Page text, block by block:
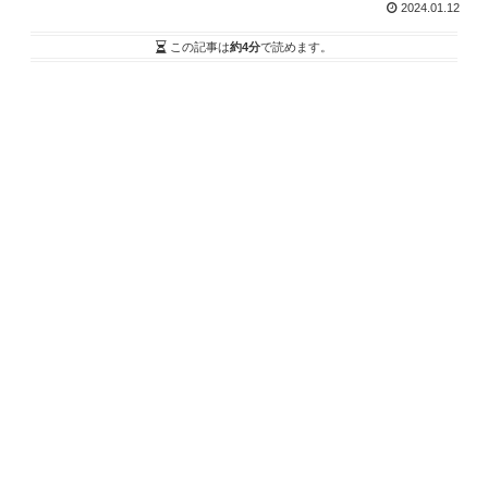
2024.01.12
この記事は約4分で読めます。